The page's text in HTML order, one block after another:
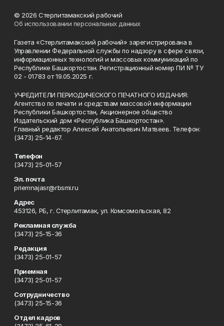
© 2026 Стерлитамакский рабочий
Об использовании персональных данных
Газета «Стерлитамакский рабочий» зарегистрирована в
Управлении Федеральной службы по надзору в сфере связи,
информационных технологий и массовых коммуникаций по
Республике Башкортостан. Регистрационный номер ПИ № ТУ
02 - 01783 от 19.05.2025 г.
УЧРЕДИТЕЛИ ПЕРИОДИЧЕСКОГО ПЕЧАТНОГО ИЗДАНИЯ:
Агентство по печати и средствам массовой информации
Республики Башкортостан, Акционерное общество
Издательский дом «Республика Башкортостан».
Главный редактор Алексей Анатольевич Матвеев. Телефон:
(3473) 25-14-67.
Телефон
(3473) 25-01-57
Эл. почта
priemnajasr@rbsmi.ru
Адрес
453126, РБ, г. Стерлитамак, ул. Комсомольская, 82
Рекламная служба
(3473) 25-15-36
Редакция
(3473) 25-01-57
Приемная
(3473) 25-01-57
Сотрудничество
(3473) 25-15-36
Отдел кадров